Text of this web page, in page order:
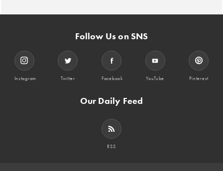
Follow Us on SNS
Instagram Twitter Facebook YouTube Pinterest
Our Daily Feed
RSS